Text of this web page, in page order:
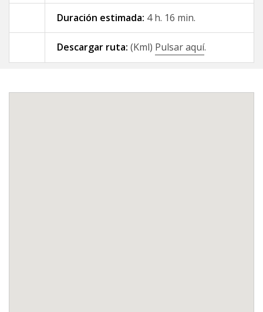
09 - A Gándara - Santiago de
Compostela
Duración estimada: 4 h. 16 min.
Descargar ruta: (Kml) Pulsar aquí.